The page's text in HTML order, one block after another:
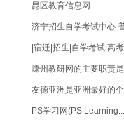
昆区教育信息网
济宁招生自学考试中心-
|宿迁|招生|自学考试|高
嵊州教研网的主要职责
友德亚洲是亚洲最好的
PS学习网(PS Learning...